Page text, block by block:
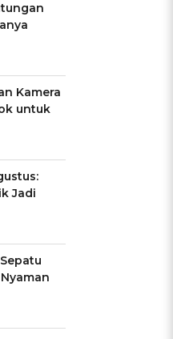
Kamera
untuk
Jadi